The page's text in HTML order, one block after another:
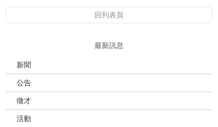
回列表頁
最新訊息
新聞
公告
徵才
活動